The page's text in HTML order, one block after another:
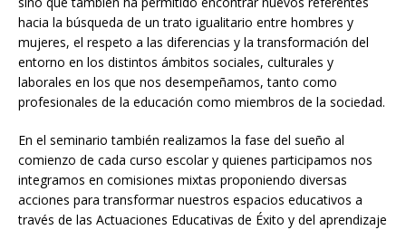
hacia la búsqueda de un trato igualitario entre hombres y
mujeres, el respeto a las diferencias y la transformación del
entorno en los distintos ámbitos sociales, culturales y
laborales en los que nos desempeñamos, tanto como
profesionales de la educación como miembros de la sociedad.
En el seminario también realizamos la fase del sueño al
comienzo de cada curso escolar y quienes participamos nos
integramos en comisiones mixtas proponiendo diversas
acciones para transformar nuestros espacios educativos a
través de las Actuaciones Educativas de Éxito y del aprendizaje